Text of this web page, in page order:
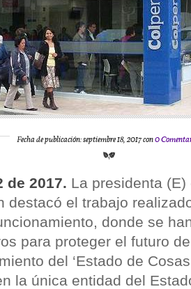
Fecha de publicación: septiembre 18, 2017 con0
de 2017. La presidenta
destacó el trabajo
donde se
para proteger el futuro
del ‘Estado de
la única entidad del